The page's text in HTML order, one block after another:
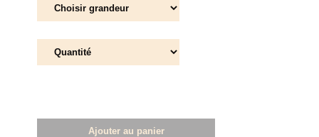
Ajouter au panier